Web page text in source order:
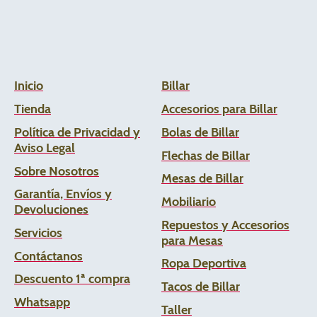
Inicio
Tienda
Política de Privacidad y
Aviso Legal
Sobre Nosotros
Garantía, Envíos y
Devoluciones
Servicios
Contáctanos
Descuento 1ª compra
Whatsapp
Billar
Accesorios para Billar
Bolas de Billar
Flechas de Billar
Mesas de Billar
Mobiliario
Repuestos y Accesorios
para Mesas
Ropa Deportiva
Tacos de Billar
Taller